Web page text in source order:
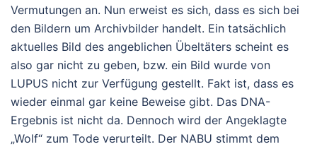
Vermutungen an. Nun erweist es sich, dass es sich bei
den Bildern um Archivbilder handelt. Ein tatsächlich
aktuelles Bild des angeblichen Übeltäters scheint es
also gar nicht zu geben, bzw. ein Bild wurde von
LUPUS nicht zur Verfügung gestellt. Fakt ist, dass es
wieder einmal gar keine Beweise gibt. Das DNA-
Ergebnis ist nicht da. Dennoch wird der Angeklagte
„Wolf“ zum Tode verurteilt. Der NABU stimmt dem